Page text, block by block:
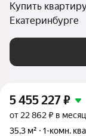
Купить
Екатеринбурге
5 455 227₽
от 22 862 ₽ в месяц
35,3 м²
1-комн.